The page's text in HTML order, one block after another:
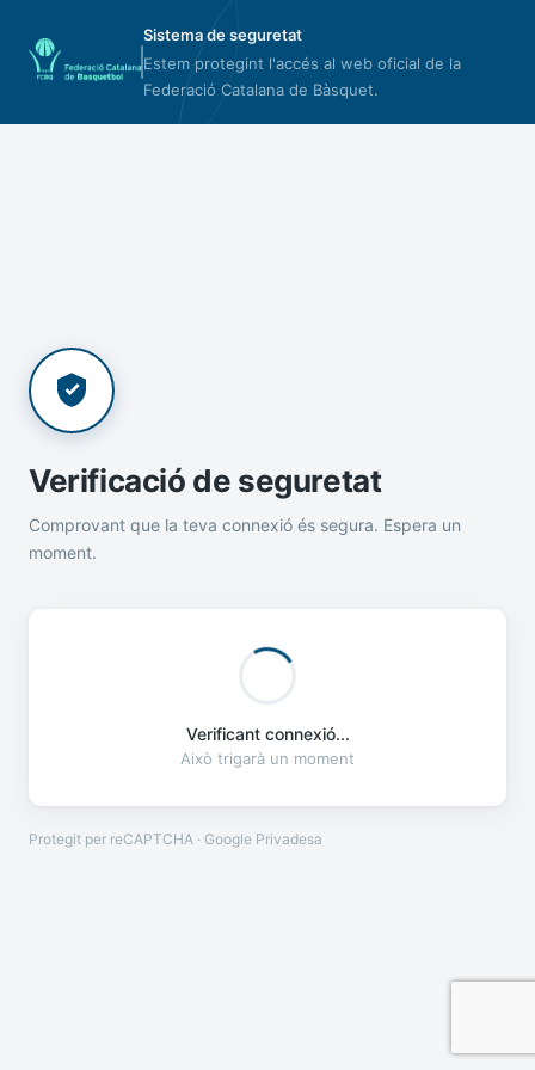
Sistema de seguretat
Estem protegint l'accés al web oficial de la
Federació Catalana de Bàsquet.
Verificació de seguretat
Comprovant que la teva connexió és segura. Espera un
moment.
Verificant connexió...
Això trigarà un moment
Protegit per reCAPTCHA · Google Privadesa